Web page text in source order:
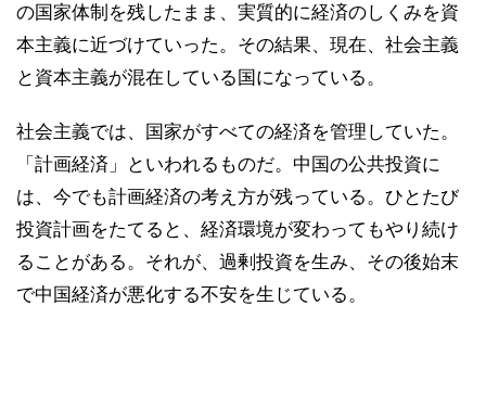
の国家体制を残したまま、実質的に経済のしくみを資
本主義に近づけていった。その結果、現在、社会主義
と資本主義が混在している国になっている。
社会主義では、国家がすべての経済を管理していた。
「計画経済」といわれるものだ。中国の公共投資に
は、今でも計画経済の考え方が残っている。ひとたび
投資計画をたてると、経済環境が変わってもやり続け
ることがある。それが、過剰投資を生み、その後始末
で中国経済が悪化する不安を生じている。